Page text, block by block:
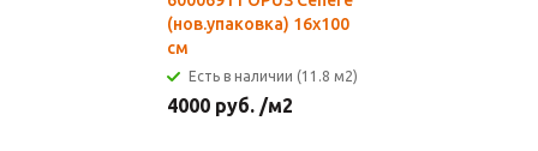
(нов.упаковка) 16х100
см
Есть в наличии (11.8 м2)
4000 руб. /м2